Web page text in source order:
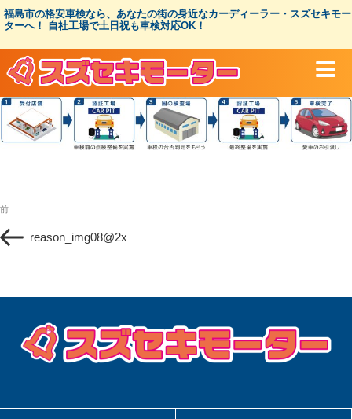
コ
ン
ツ
ス
キ
ッ
福島市の格安車検なら、あなたの街の身近なカーディーラー・スズセキモー
ターへ！ 自社工場で土日祝も車検対応OK！
稿
ナ
ビ
シ
過
の
前
reason_img08@2x